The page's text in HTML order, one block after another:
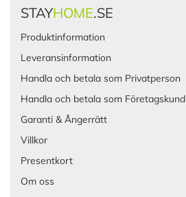
STAYHOME.SE
Produktinformation
Leveransinformation
Handla och betala som Privatperson
Handla och betala som Företagskund
Garanti & Ångerrätt
Villkor
Presentkort
Om oss